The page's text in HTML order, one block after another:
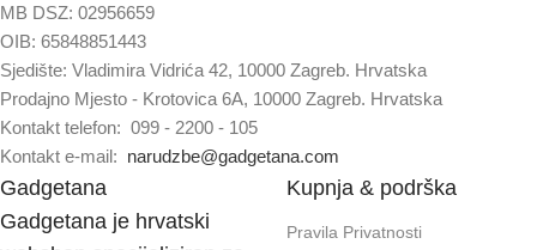
MB DSZ: 02956659
OIB: 65848851443
Sjedište: Vladimira Vidrića 42, 10000 Zagreb. Hrvatska
Prodajno Mjesto - Krotovica 6A, 10000 Zagreb. Hrvatska
Kontakt telefon: 099 - 2200 - 105
Kontakt e-mail: narudzbe@gadgetana.com
Gadgetana
Gadgetana je hrvatski
Kupnja & podrška
Pravila Privatnosti